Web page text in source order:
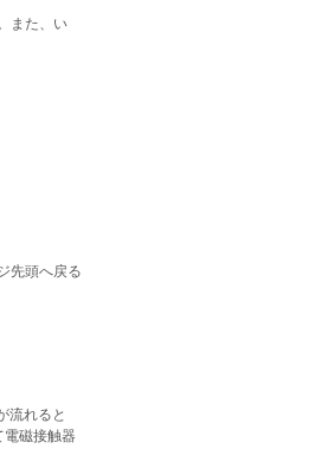
また、い
先頭へ戻る
流れると
磁接触器